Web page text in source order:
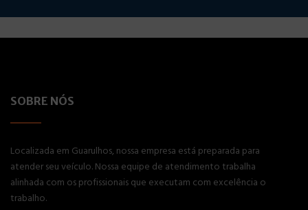
SOBRE NÓS
Localizada em Guarulhos, nossa empresa está preparada para
atender seu veículo. Nossa equipe de atendimento trabalha
alinhada com os profissionais que executam com excelência o
trabalho.